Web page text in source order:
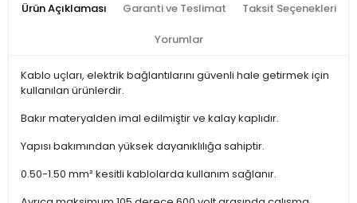
Ürün Açıklaması Garanti ve Teslimat Taksit Seçenekleri
Yorumlar
Kablo uçları, elektrik bağlantılarını güvenli hale getirmek için
kullanılan ürünlerdir.
Bakır materyalden imal edilmiştir ve kalay kaplıdır.
Yapısı bakımından yüksek dayanıklılığa sahiptir.
0.50-1.50 mm² kesitli kablolarda kullanım sağlanır.